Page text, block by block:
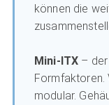
können die
Mini-ITX –
Formfaktoren.
modular.